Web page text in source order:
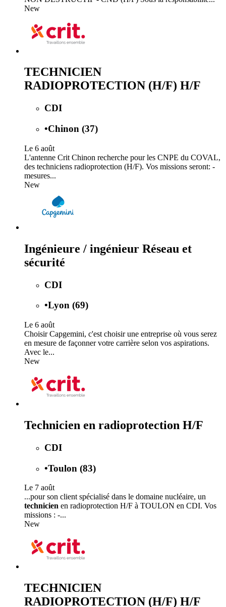
New
TECHNICIEN
RADIOPROTECTION (H/F) H/F
CDI
•Chinon (37)
Le 6 août
L'antenne Crit Chinon recherche pour les CNPE du COVAL,
des techniciens radioprotection (H/F). Vos missions seront: -
mesures...
New
Ingénieure / ingénieur Réseau et
sécurité
CDI
•Lyon (69)
Le 6 août
Choisir Capgemini, c'est choisir une entreprise où vous serez
en mesure de façonner votre carrière selon vos aspirations.
Avec le...
New
Technicien en radioprotection H/F
CDI
•Toulon (83)
Le 7 août
...pour son client spécialisé dans le domaine nucléaire, un
technicien en radioprotection H/F à TOULON en CDI. Vos
missions : -...
New
TECHNICIEN
RADIOPROTECTION (H/F) H/F